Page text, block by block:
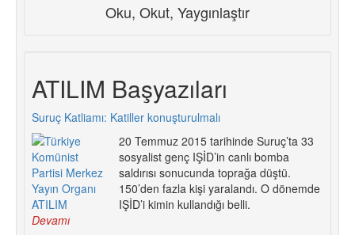
Oku, Okut, Yaygınlaştır
ATILIM Başyazıları
Suruç Katliamı: Katiller konuşturulmalı
20 Temmuz 2015 tarihinde Suruç’ta 33
sosyalist genç IŞİD’in canlı bomba
saldırısı sonucunda toprağa düştü.
150’den fazla kişi yaralandı. O dönemde
IŞİD’i kimin kullandığı belli.
Devamı